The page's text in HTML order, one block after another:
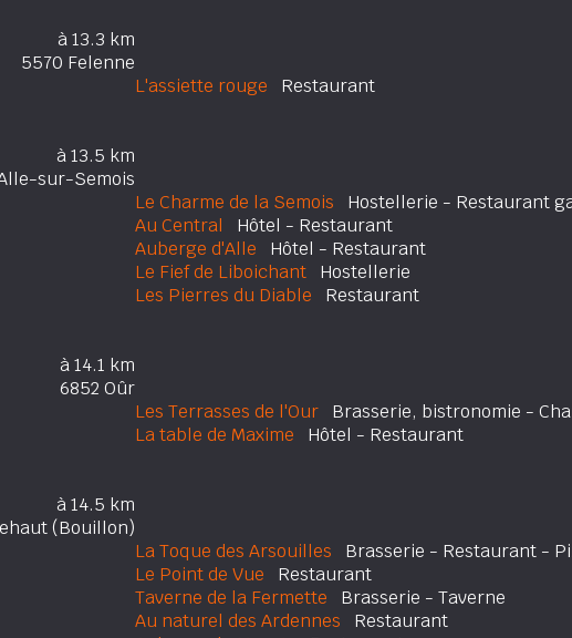
à 13.3 km
5570 Felenne
L'assiette rouge Restaurant
à 13.5 km
sur-Semois
Le Charme de la Semois Hostellerie - Restaurant
Au Central Hôtel - Restaurant
Auberge d'Alle Hôtel - Restaurant
Le Fief de Liboichant Hostellerie
Les Pierres du Diable Restaurant
à 14.1 km
6852 Oûr
Les Terrasses de l'Our Brasserie, bistronomie -
La table de Maxime Hôtel - Restaurant
à 14.5 km
(Bouillon)
La Toque des Arsouilles Brasserie - Restaurant -
Le Point de Vue Restaurant
Taverne de la Fermette Brasserie - Taverne
Au naturel des Ardennes Restaurant